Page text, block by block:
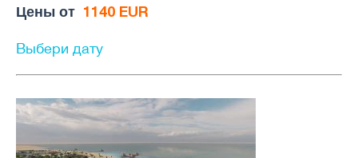
Цены от 1140 EUR
Выбери дату